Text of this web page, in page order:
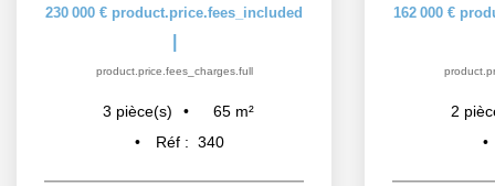
230 000 € product.price.fees_included
product.price.fees_charges.full
3 pièce(s) 65 m²
Réf : 340
162 000 €
2